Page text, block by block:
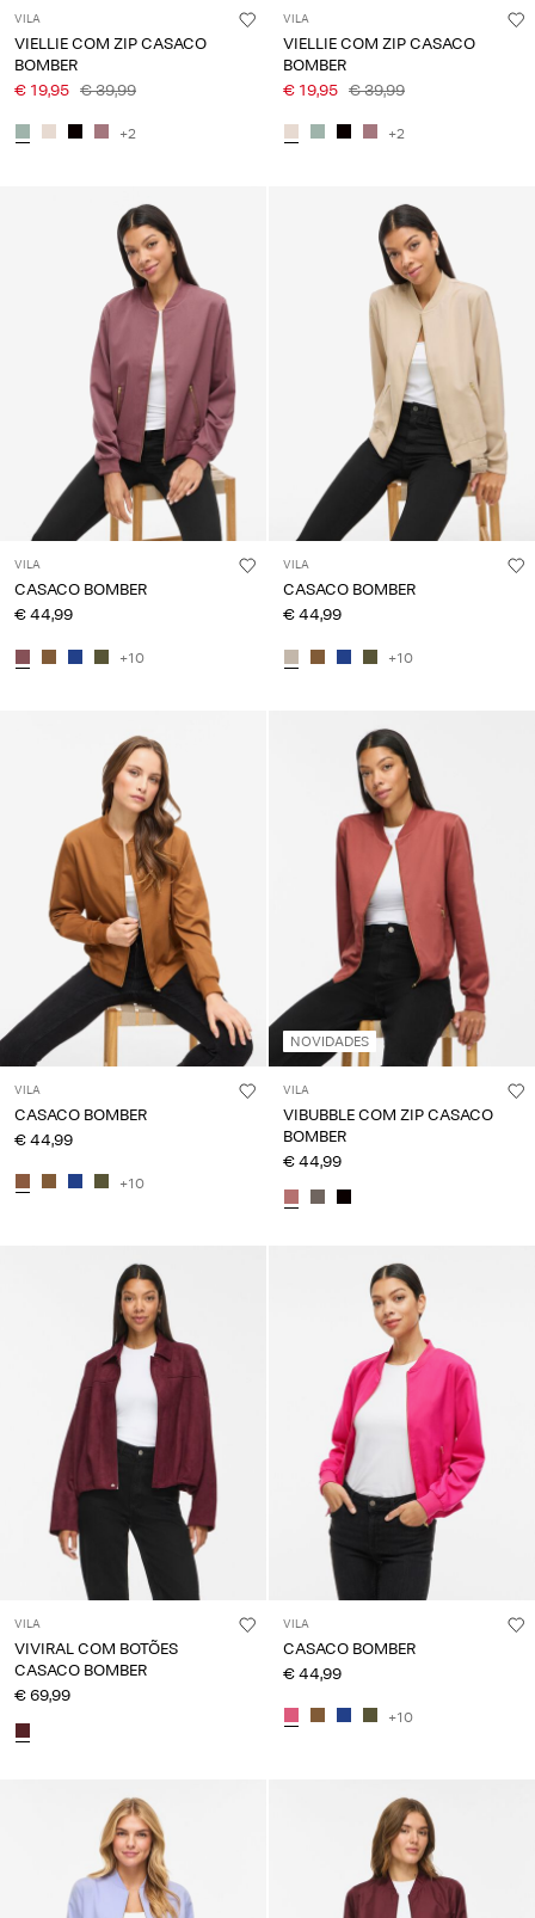
VILA
VIELLIE COM ZIP CASACO
BOMBER
€ 19,95 € 39,99
+2
VILA
VIELLIE COM ZIP CASACO
BOMBER
€ 19,95 € 39,99
+2
VILA
CASACO BOMBER
€ 44,99
+10
VILA
CASACO BOMBER
€ 44,99
+10
VILA
CASACO BOMBER
€ 44,99
+10
NOVIDADES
VILA
VIBUBBLE COM ZIP CASACO
BOMBER
€ 44,99
VILA
VIVIRAL COM BOTÕES
CASACO BOMBER
€ 69,99
VILA
CASACO BOMBER
€ 44,99
+10